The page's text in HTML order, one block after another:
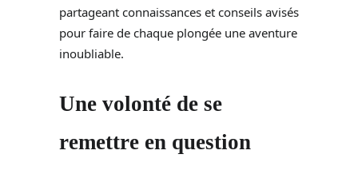
partageant connaissances et conseils avisés
pour faire de chaque plongée une aventure
inoubliable.
Une volonté de se
remettre en question